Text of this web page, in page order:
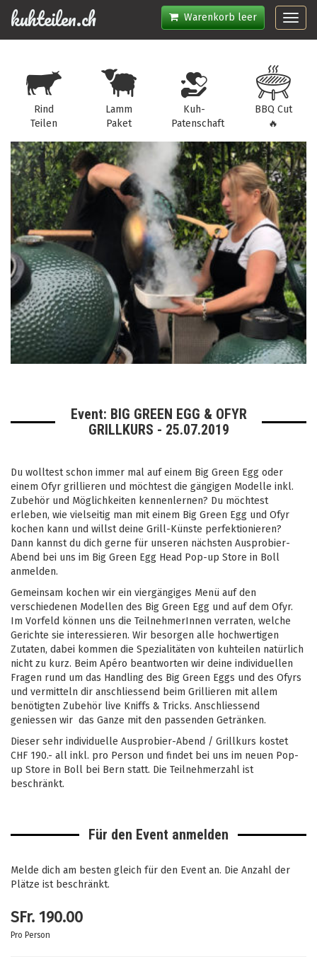
Warenkorb leer
kuhteilen.ch
Rind
Teilen
Lamm
Paket
Kuh-
Patenschaft
BBQ Cut
🔥
Event: BIG GREEN EGG & OFYR
GRILLKURS - 25.07.2019
Du wolltest schon immer mal auf einem Big Green Egg oder
einem Ofyr grillieren und möchtest die gängigen Modelle inkl.
Zubehör und Möglichkeiten kennenlernen? Du möchtest
erleben, wie vielseitig man mit einem Big Green Egg und Ofyr
kochen kann und willst deine Grill-Künste perfektionieren?
Dann kannst du dich gerne für unseren nächsten Ausprobier-
Abend bei uns im Big Green Egg Head Pop-up Store in Boll
anmelden.
Gemeinsam kochen wir ein viergängiges Menü auf den
verschiedenen Modellen des Big Green Egg und auf dem Ofyr.
Im Vorfeld können uns die TeilnehmerInnen verraten, welche
Gerichte sie interessieren. Wir besorgen alle hochwertigen
Zutaten, dabei kommen die Spezialitäten von kuhteilen natürlich
nicht zu kurz. Beim Apéro beantworten wir deine individuellen
Fragen rund um das Handling des Big Green Eggs und des Ofyrs
und vermitteln dir anschliessend beim Grillieren mit allem
benötigten Zubehör live Kniffs & Tricks. Anschliessend
geniessen wir das Ganze mit den passenden Getränken.
Dieser sehr individuelle Ausprobier-Abend / Grillkurs kostet
CHF 190.- all inkl. pro Person und findet bei uns im neuen Pop-
up Store in Boll bei Bern statt. Die Teilnehmerzahl ist
beschränkt.
Für den Event anmelden
Melde dich am besten gleich für den Event an. Die Anzahl der
Plätze ist beschränkt.
SFr. 190.00
Pro Person